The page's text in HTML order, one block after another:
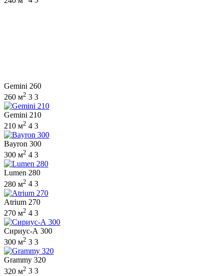
Gemini 260
260 м2 3 3
Gemini 210
210 м2 4 3
Bayron 300
300 м2 4 3
Lumen 280
280 м2 4 3
Atrium 270
270 м2 4 3
Сириус-А 300
300 м2 3 3
Grammy 320
320 м2 3 3